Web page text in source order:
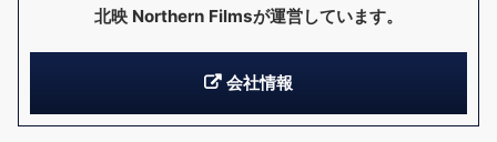
北映 Northern Filmsが運営しています。
会社情報